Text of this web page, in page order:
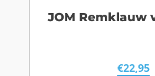
JOM Remklauw
€22,95